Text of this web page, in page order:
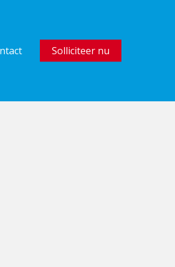
Solliciteer nu